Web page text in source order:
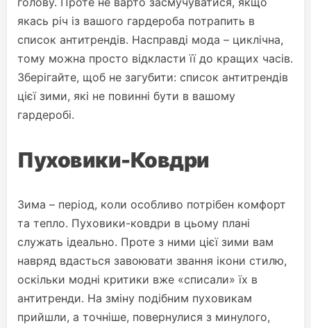
якась річ із вашого гардероба потрапить в
список антитрендів. Насправді мода – циклічна,
тому можна просто відкласти її до кращих часів.
Зберігайте, щоб не загубити: список антитрендів
цієї зими, які не повинні бути в вашому
гардеробі.
Пуховики-Ковдри
Зима – період, коли особливо потрібен комфорт
та тепло. Пуховики-ковдри в цьому плані
служать ідеально. Проте з ними цієї зими вам
навряд вдасться завоювати звання ікони стилю,
оскільки модні критики вже «списали» їх в
антитренди. На зміну подібним пуховикам
прийшли, а точніше, повернулися з минулого,